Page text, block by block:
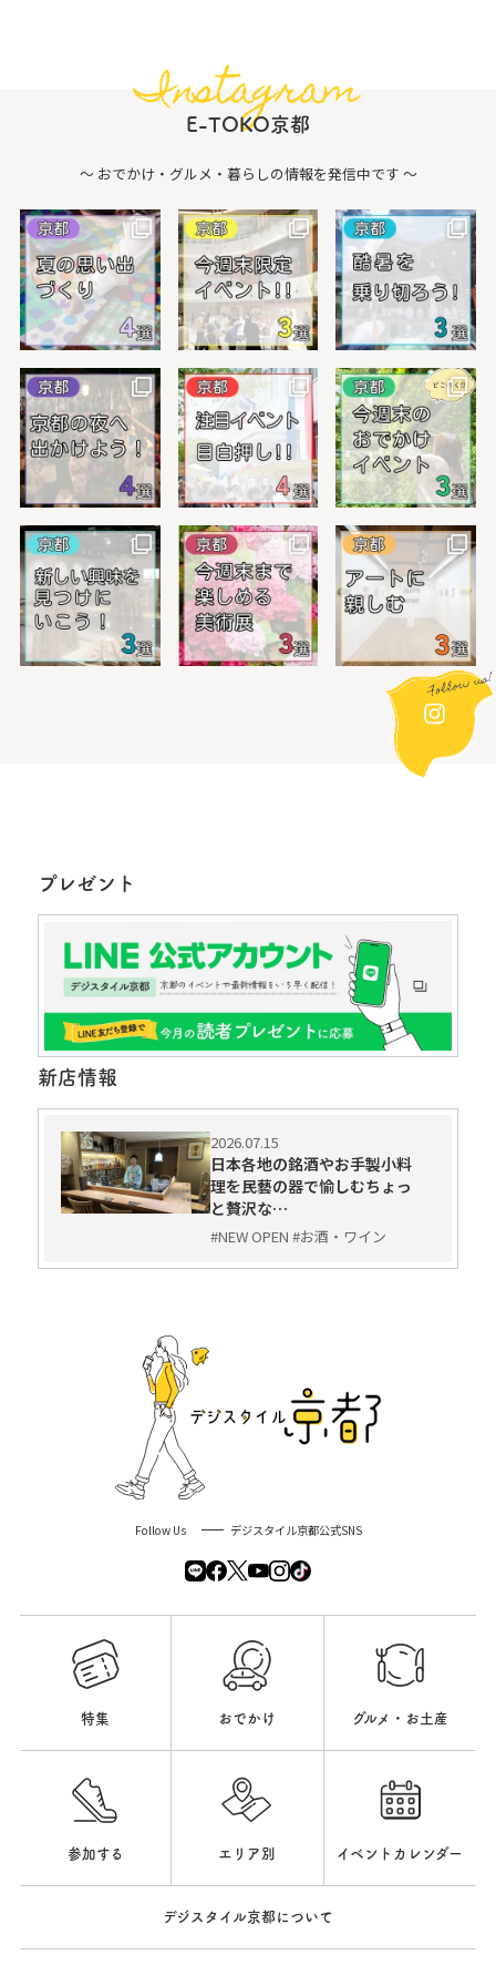
Instagram
E-TOKO京都
〜 おでかけ・グルメ・暮らしの情報を発信中です 〜
プレゼント
新店情報
2026.07.15
日本各地の銘酒やお手製小料
理を民藝の器で愉しむちょっ
と贅沢な…
#NEW OPEN #お酒・ワイン
Follow Us デジスタイル京都公式SNS
特集 おでかけ グルメ・お土産
参加する エリア別 イベントカレンダー
デジスタイル京都について